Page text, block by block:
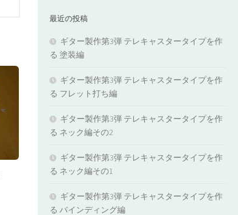
最近の投稿
ギター製作第3弾 テレキャスタータイプを作
る 塗装編
ギター製作第3弾 テレキャスタータイプを作
る フレット打ち編
ギター製作第3弾 テレキャスタータイプを作
る ネック編その2
ギター製作第3弾 テレキャスタータイプを作
る ネック編その1
ギター製作第3弾 テレキャスタータイプを作
る バインディング編